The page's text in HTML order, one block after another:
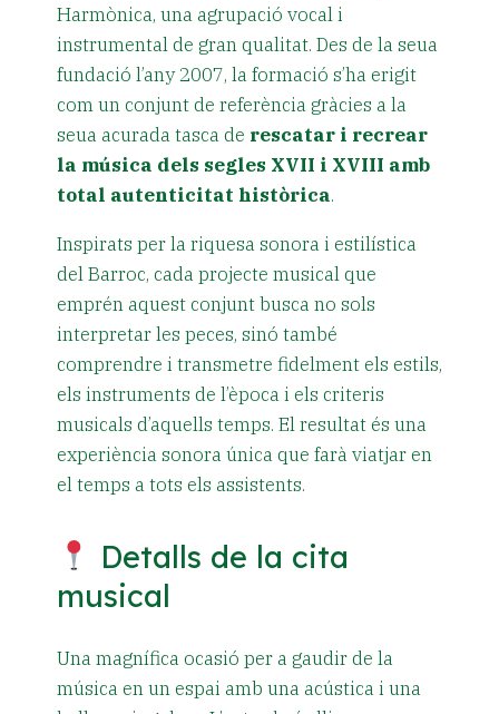
Harmònica, una agrupació vocal i
instrumental de gran qualitat. Des de la seua
fundació l’any 2007, la formació s’ha erigit
com un conjunt de referència gràcies a la
seua acurada tasca de rescatar i recrear
la música dels segles XVII i XVIII amb
total autenticitat històrica.
Inspirats per la riquesa sonora i estilística
del Barroc, cada projecte musical que
emprén aquest conjunt busca no sols
interpretar les peces, sinó també
comprendre i transmetre fidelment els estils,
els instruments de l’època i els criteris
musicals d’aquells temps. El resultat és una
experiència sonora única que farà viatjar en
el temps a tots els assistents.
Detalls de la cita
musical
Una magnífica ocasió per a gaudir de la
música en un espai amb una acústica i una